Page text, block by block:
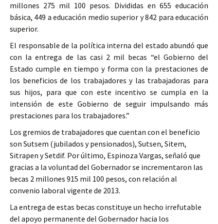
millones 275 mil 100 pesos. Divididas en 655 educación
básica, 449 a educación medio superior y 842 para educación
superior.
El responsable de la política interna del estado abundó que
con la entrega de las casi 2 mil becas “el Gobierno del
Estado cumple en tiempo y forma con la prestaciones de
los beneficios de los trabajadores y las trabajadoras para
sus hijos, para que con este incentivo se cumpla en la
intensión de este Gobierno de seguir impulsando más
prestaciones para los trabajadores.”
Los gremios de trabajadores que cuentan con el beneficio
son Sutsem (jubilados y pensionados), Sutsen, Sitem,
Sitrapen y Setdif. Por último, Espinoza Vargas, señaló que
gracias a la voluntad del Gobernador se incrementaron las
becas 2 millones 915 mil 100 pesos, con relación al
convenio laboral vigente de 2013.
La entrega de estas becas constituye un hecho irrefutable
del apoyo permanente del Gobernador hacia los